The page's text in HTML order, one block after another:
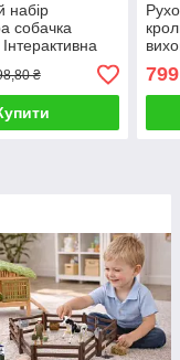
набір
собачка
₴ 799